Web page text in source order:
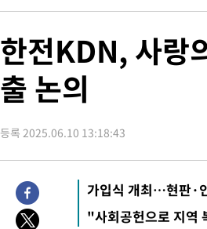
한전KDN, 사랑
출 논의
등록 2025.06.10 13:18:43
가입식 개최…현판·
"사회공헌으로 지역